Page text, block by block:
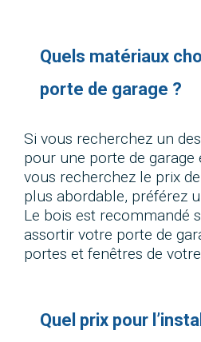
Quels matériaux
porte de garage ?
Si vous recherchez un
pour une porte de garage
vous recherchez le prix
plus abordable, préférez
Le bois est recommandé
assortir votre porte de
portes et fenêtres de
Quel prix pour